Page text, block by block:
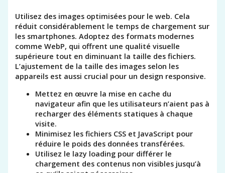
Utilisez des images optimisées pour le web. Cela
réduit considérablement le temps de chargement sur
les smartphones. Adoptez des formats modernes
comme WebP, qui offrent une qualité visuelle
supérieure tout en diminuant la taille des fichiers.
L’ajustement de la taille des images selon les
appareils est aussi crucial pour un design responsive.
Mettez en œuvre la mise en cache du
navigateur afin que les utilisateurs n’aient pas à
recharger des éléments statiques à chaque
visite.
Minimisez les fichiers CSS et JavaScript pour
réduire le poids des données transférées.
Utilisez le lazy loading pour différer le
chargement des contenus non visibles jusqu’à